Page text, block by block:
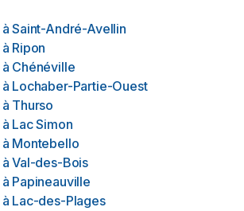
à Saint-André-Avellin
à Ripon
à Chénéville
à Lochaber-Partie-Ouest
à Thurso
à Lac Simon
à Montebello
à Val-des-Bois
à Papineauville
à Lac-des-Plages